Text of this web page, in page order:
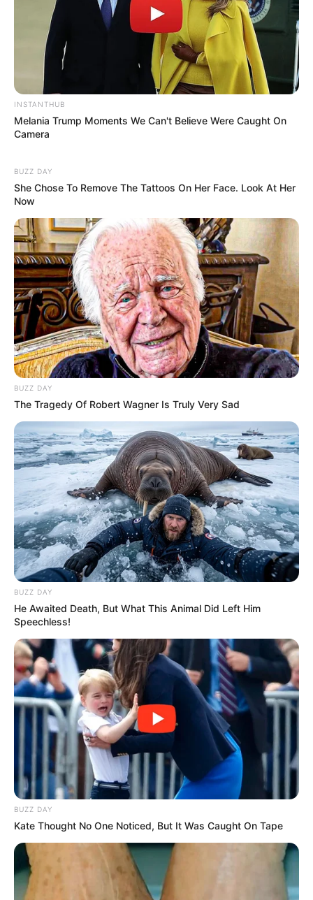
HOY
Pelea entre dos canes en Villa
Flores: un perro cruza de pitbull
con dogo atacó a otro
Búsqueda laboral: vendedor part time
turno tarde para comercio de Funes